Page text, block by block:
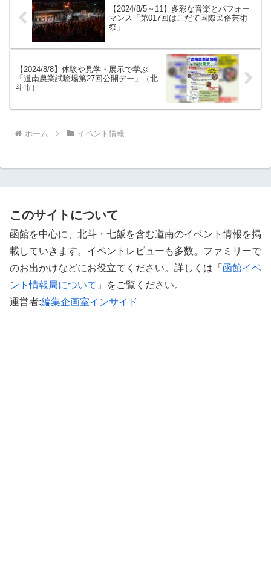
【2024/8/5～11】多彩な音楽とパフォー
マンス「第017回はこだて国際民俗芸術
祭」
【2024/8/8】体験や見学・展示で学ぶ
「道南農業試験場第27回公開デー」（北
斗市）
ホーム イベント情報
このサイトについて
函館を中心に、北斗・七飯を含む道南のイベント情報を掲
載していきます。イベントレビューも多数。ファミリーで
のお出かけなどにお役立てください。詳しくは「 函館イベ
ント情報局について 」をご覧ください。 ‎
運営者:編集企画室インサイド